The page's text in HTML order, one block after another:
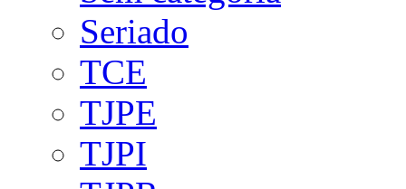
Seriado
TCE
TJPE
TJPI